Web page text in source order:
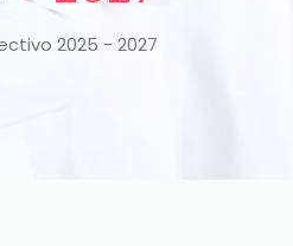
2025 - 2027